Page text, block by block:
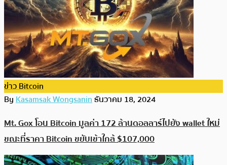
ข่าว Bitcoin
ByKasamsak Wongsaninธันวาคม 18, 2024
Mt. Gox โอน Bitcoin มูลค่า 172 ล้านดอลลาร์ไปยัง wallet ใหม่
ขณะที่ราคา Bitcoin ขยับเข้าใกล้ $107,000